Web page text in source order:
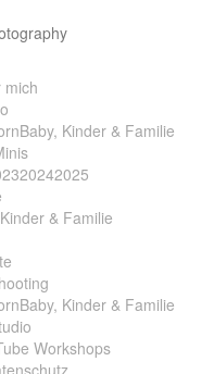
mich
Baby, Kinder & Familie
20242025
& Familie
Baby, Kinder & Familie
Workshops